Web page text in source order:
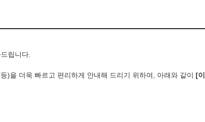
립니다.
)을 더욱 빠르고 편리하게 안내해 드리기 위하여, 아래와 같이 [